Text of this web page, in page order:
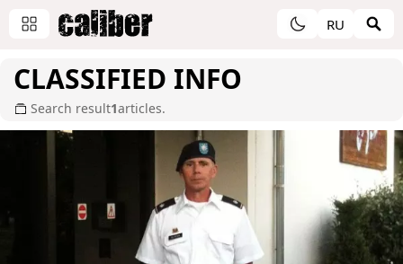
RU
CLASSIFIED INFO
Search result1articles.